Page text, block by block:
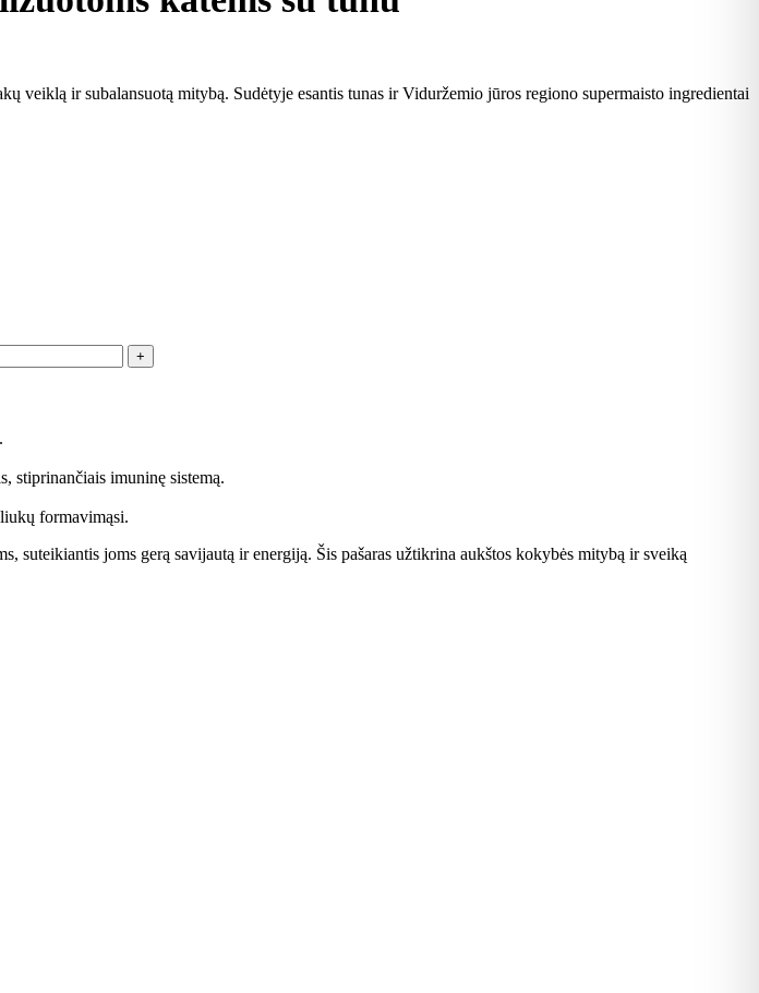
veiklą ir subalansuotą mitybą. Sudėtyje esantis tunas ir Viduržemio jūros regiono supermaisto ingredientai
stiprinančiais imuninę sistemą.
formavimąsi.
suteikiantis joms gerą savijautą ir energiją. Šis pašaras užtikrina aukštos kokybės mitybą ir sveiką